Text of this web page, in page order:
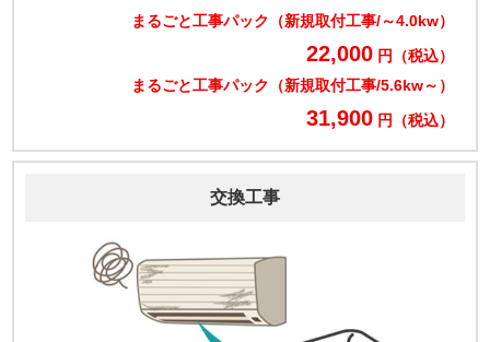
まるごと工事パック（新規取付工事/～4.0kw）
22,000 円（税込）
まるごと工事パック（新規取付工事/5.6kw～）
31,900 円（税込）
交換工事